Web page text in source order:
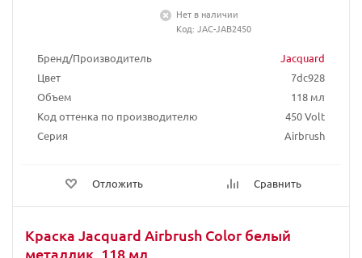
Бренд/Производитель
Jacquard
Цвет
7dc928
Объем
118 мл
Код оттенка по производителю
450 Volt
Серия
Airbrush
Отложить Сравнить
Нет в наличии
Код: JAC-JAB2450
Краска Jacquard Airbrush Color белый
металлик, 118 мл